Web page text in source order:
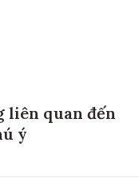
liên quan đến
ý